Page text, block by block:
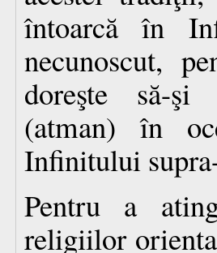
întoarcă în
necunoscut,
doreşte să-şi
(atman) în
Infinitului
Pentru a
religiilor